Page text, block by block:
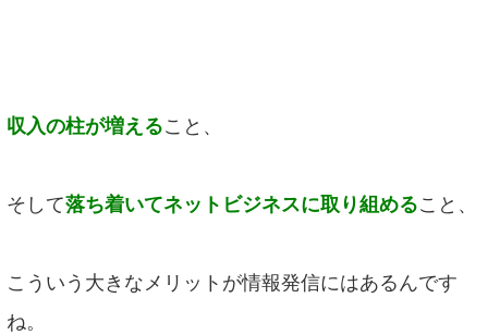
収入の柱が増えること、
そして落ち着いてネットビジネスに取り組めること、
こういう大きなメリットが情報発信にはあるんです
ね。